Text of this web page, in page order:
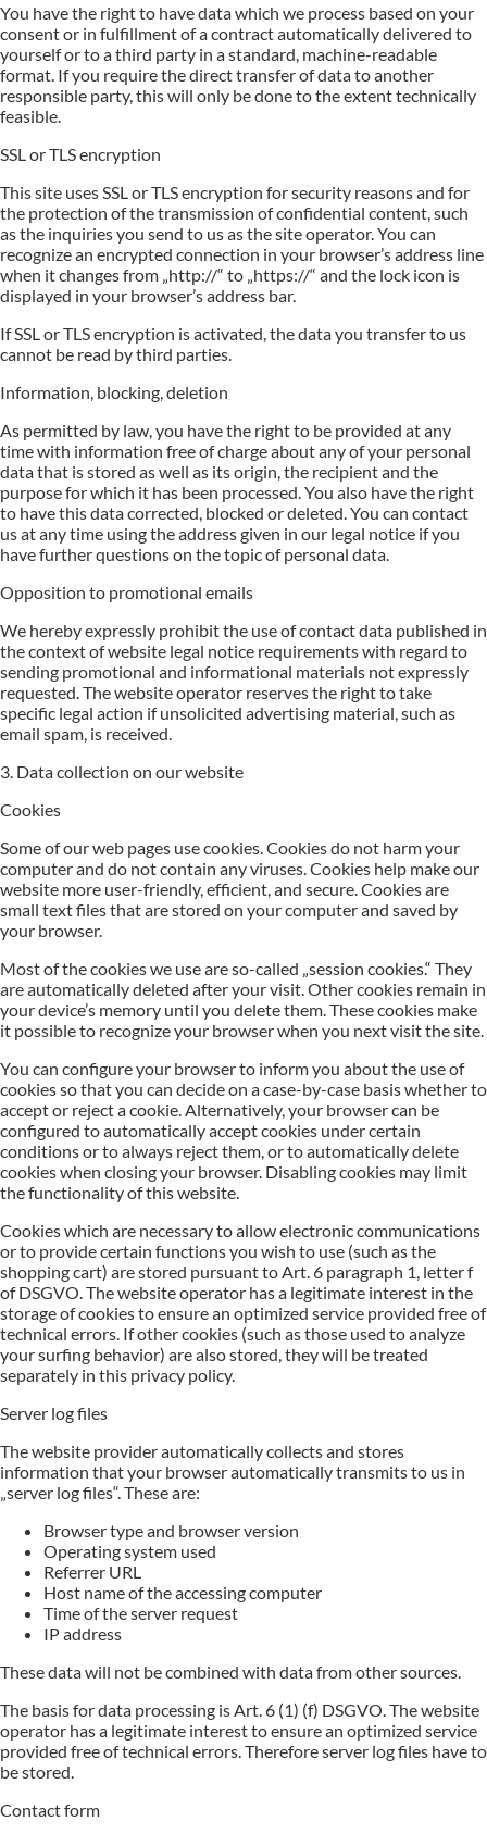
You have the right to have data which we process based on your
consent or in fulfillment of a contract automatically delivered to
yourself or to a third party in a standard, machine-readable
format. If you require the direct transfer of data to another
responsible party, this will only be done to the extent technically
feasible.
SSL or TLS encryption
This site uses SSL or TLS encryption for security reasons and for
the protection of the transmission of confidential content, such
as the inquiries you send to us as the site operator. You can
recognize an encrypted connection in your browser’s address line
when it changes from „http://“ to „https://“ and the lock icon is
displayed in your browser’s address bar.
If SSL or TLS encryption is activated, the data you transfer to us
cannot be read by third parties.
Information, blocking, deletion
As permitted by law, you have the right to be provided at any
time with information free of charge about any of your personal
data that is stored as well as its origin, the recipient and the
purpose for which it has been processed. You also have the right
to have this data corrected, blocked or deleted. You can contact
us at any time using the address given in our legal notice if you
have further questions on the topic of personal data.
Opposition to promotional emails
We hereby expressly prohibit the use of contact data published in
the context of website legal notice requirements with regard to
sending promotional and informational materials not expressly
requested. The website operator reserves the right to take
specific legal action if unsolicited advertising material, such as
email spam, is received.
3. Data collection on our website
Cookies
Some of our web pages use cookies. Cookies do not harm your
computer and do not contain any viruses. Cookies help make our
website more user-friendly, efficient, and secure. Cookies are
small text files that are stored on your computer and saved by
your browser.
Most of the cookies we use are so-called „session cookies.“ They
are automatically deleted after your visit. Other cookies remain in
your device’s memory until you delete them. These cookies make
it possible to recognize your browser when you next visit the site.
You can configure your browser to inform you about the use of
cookies so that you can decide on a case-by-case basis whether to
accept or reject a cookie. Alternatively, your browser can be
configured to automatically accept cookies under certain
conditions or to always reject them, or to automatically delete
cookies when closing your browser. Disabling cookies may limit
the functionality of this website.
Cookies which are necessary to allow electronic communications
or to provide certain functions you wish to use (such as the
shopping cart) are stored pursuant to Art. 6 paragraph 1, letter f
of DSGVO. The website operator has a legitimate interest in the
storage of cookies to ensure an optimized service provided free of
technical errors. If other cookies (such as those used to analyze
your surfing behavior) are also stored, they will be treated
separately in this privacy policy.
Server log files
The website provider automatically collects and stores
information that your browser automatically transmits to us in
„server log files“. These are:
Browser type and browser version
Operating system used
Referrer URL
Host name of the accessing computer
Time of the server request
IP address
These data will not be combined with data from other sources.
The basis for data processing is Art. 6 (1) (f) DSGVO. The website
operator has a legitimate interest to ensure an optimized service
provided free of technical errors. Therefore server log files have to
be stored.
Contact form